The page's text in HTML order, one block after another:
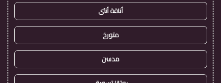
أناقة أنثى
متورخ
مدسن